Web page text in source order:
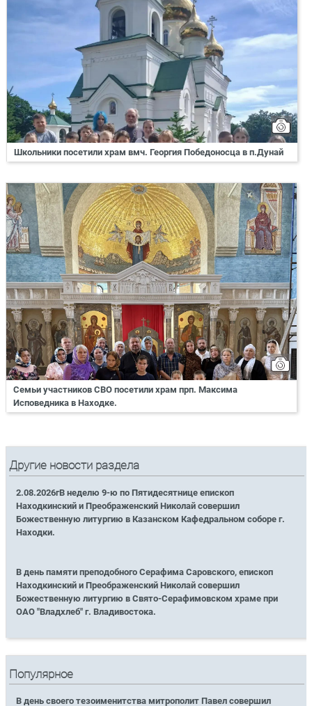
Школьники посетили храм вмч. Георгия Победоносца в п.Дунай
Семьи участников СВО посетили храм прп. Максима
Исповедника в Находке.
Другие новости раздела
2.08.2026гВ неделю 9-ю по Пятидесятнице епископ
Находкинский и Преображенский Николай совершил
Божественную литургию в Казанском Кафедральном соборе г.
Находки.
В день памяти преподобного Серафима Саровского, епископ
Находкинский и Преображенский Николай совершил
Божественную литургию в Свято-Серафимовском храме при
ОАО "Владхлеб" г. Владивостока.
Популярное
В день своего тезоименитства митрополит Павел совершил